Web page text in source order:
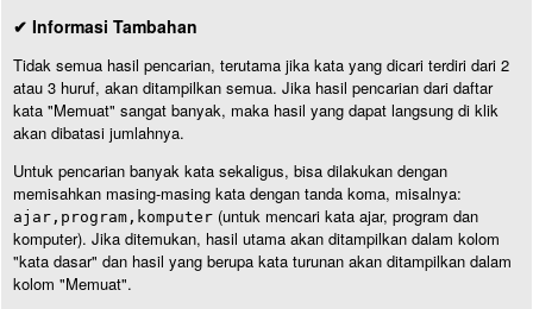
✔ Informasi Tambahan
Tidak semua hasil pencarian, terutama jika kata yang dicari terdiri dari 2
atau 3 huruf, akan ditampilkan semua. Jika hasil pencarian dari daftar
kata "Memuat" sangat banyak, maka hasil yang dapat langsung di klik
akan dibatasi jumlahnya.
Untuk pencarian banyak kata sekaligus, bisa dilakukan dengan
memisahkan masing-masing kata dengan tanda koma, misalnya:
ajar,program,komputer (untuk mencari kata ajar, program dan
komputer). Jika ditemukan, hasil utama akan ditampilkan dalam kolom
"kata dasar" dan hasil yang berupa kata turunan akan ditampilkan dalam
kolom "Memuat".